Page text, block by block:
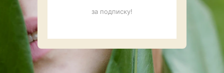
за подписку!